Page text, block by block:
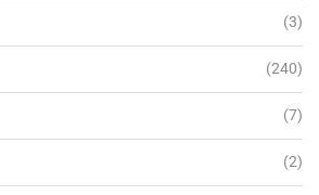
(3)
(240)
(7)
(2)